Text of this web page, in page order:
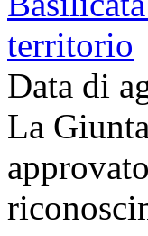
territorio
Data di
La